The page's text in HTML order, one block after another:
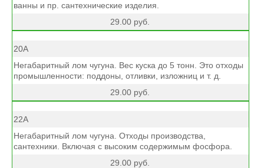
ванны и пр. сантехнические изделия.
29.00 руб.
20А
Негабаритный лом чугуна. Вес куска до 5 тонн. Это отходы
промышленности: поддоны, отливки, изложниц и т. д.
29.00 руб.
22А
Негабаритный лом чугуна. Отходы производства,
сантехники. Включая с высоким содержимым фосфора.
29.00 руб.